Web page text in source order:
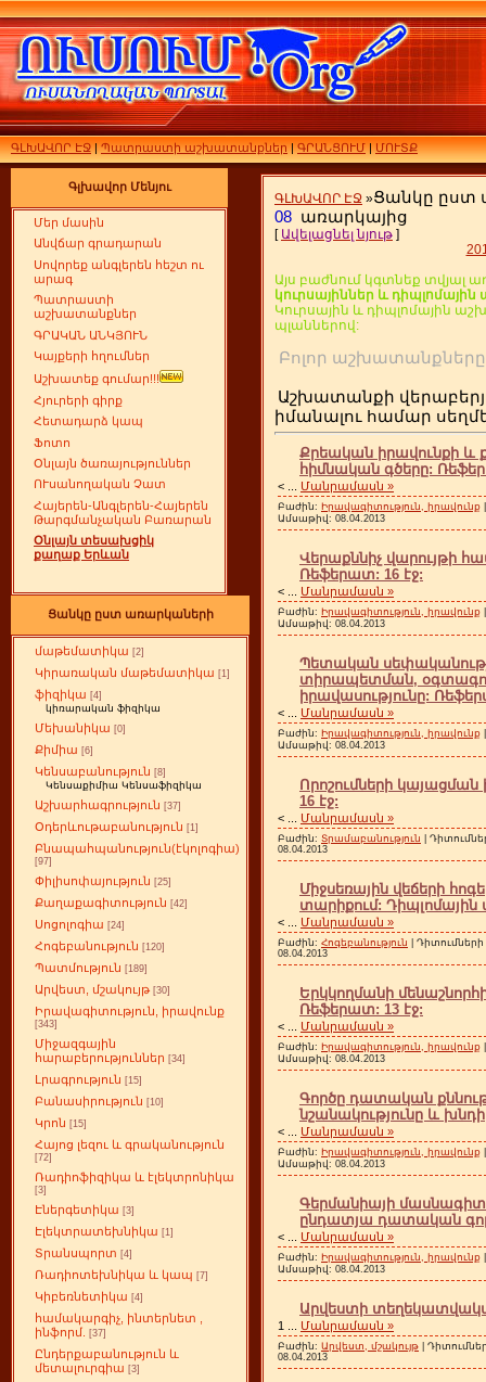
ԳԼԽԱՎՈՐ ԷՋ|Պատրաստի աշխատանքներ|ԳՐԱՆՑՈՒՄ|ՄՈՒՏՔ
Գլխավոր Մենյու
Մեր մասին
Անվճար գրադարան
Սովորեք անգլերեն հեշտ ու
արագ
Պատրաստի
աշխատանքներ
ԳՐԱԿԱՆ ԱՆԿՅՈՒՆ
Կայքերի հղումներ
Աշխատեք գումար!!!
Հյուրերի գիրք
Հետադարձ կապ
Ֆոտո
Օնլայն ծառայություններ
ՈՒսանողական Չատ
Հայերեն-Անգլերեն-Հայերեն
Թարգմանչական Բառարան
Օնլայն տեսախցիկ
քաղաք Երևան
Ցանկը ըստ առարկաների
մաթեմատիկա [2]
Կիրառական մաթեմատիկա [1]
ֆիզիկա [4]
կիռարական ֆիզիկա
Մեխանիկա [0]
Քիմիա [6]
Կենսաբանություն [8]
Կենսաքիմիա Կենսաֆիզիկա
Աշխարհագրություն [37]
Օդերևութաբանություն [1]
Բնապահպանություն(էկոլոգիա)
[97]
Փիլիսոփայություն [25]
Քաղաքագիտություն [42]
Սոցոլոգիա [24]
Հոգեբանություն [120]
Պատմություն [189]
Արվեստ, մշակույթ [30]
Իրավագիտություն, իրավունք
[343]
Միջազգային
հարաբերություններ [34]
Լրագրություն [15]
Բանասիրություն [10]
Կրոն [15]
Հայոց լեզու և գրականություն
[72]
Ռադիոֆիզիկա և էլեկտրոնիկա
[3]
Էներգետիկա [3]
Էլեկտրատեխնիկա [1]
Տրանսպորտ [4]
Ռադիոտեխնիկա և կապ [7]
Կիբեռնետիկա [4]
համակարգիչ, ինտերնետ ,
ինֆորմ.
[37]
Ընդերքաբանություն և
մետալուրգիա [3]
ԳԼԽԱՎՈՐ ԷՋ »Ցանկը ըստ
08 առարկայից
[ Ավելացնել նյութ ]
Այս բաժնում կգտնեք տվյալ
կուրսայիններ և
Կուրսային և դիպլոմային
պլաններով:
Բոլոր
Աշխատանքի
իմանալու համար
Քրեական իրավունքի
հիմնական գծերը:
< Մանրամասն »
Բաժին: Իրավագիտություն, իրավունք
Ամսաթիվ: 08.04.2013
Վերաքննիչ վարույթի
Ռեֆերատ: 16 էջ:
< Մանրամասն »
Բաժին: Իրավագիտություն, իրավունք
Ամսաթիվ: 08.04.2013
Պետական
տիրապետման,
իրավասությունը:
< Մանրամասն »
Բաժին: Իրավագիտություն, իրավունք
Ամսաթիվ: 08.04.2013
Որոշումների
16 էջ:
< Մանրամասն »
Բաժին: Տրամաբանություն |
08.04.2013
Միջսեռային վեճերի
տարիքում:
< Մանրամասն »
Բաժին: Հոգեբանություն |
08.04.2013
Երկկողմանի
Ռեֆերատ: 13 էջ:
< Մանրամասն »
Բաժին: Իրավագիտություն, իրավունք
Ամսաթիվ: 08.04.2013
Գործը դատական
նշանակությունը և
< Մանրամասն »
Բաժին: Իրավագիտություն, իրավունք
Ամսաթիվ: 08.04.2013
Գերմանիայի
ընդատյա դատական
< Մանրամասն »
Բաժին: Իրավագիտություն, իրավունք
Ամսաթիվ: 08.04.2013
Արվեստի
1 Մանրամասն »
Բաժին: Արվեստ, մշակույթ |
08.04.2013